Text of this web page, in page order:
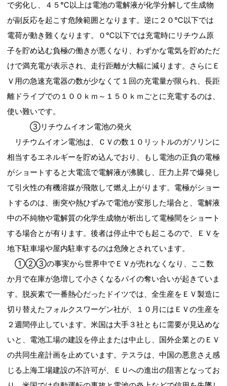
で劣化し、４５℃以上は電池の電解液が化学分解して生成物
が副反応を起こす危険範囲となります。逆に２０℃以下では
電荷が動き難くなります。０℃以下では充電時にリチウム原
子を貯め込む負極の働きが悪くなり、わずかな電気を貯めただ
けで満充電が表示され、走行距離が大幅に減ります。さらにＥ
Ｖ用の急速充電器の数が少なくて１回の充電量が限られ、長距
離ドライブでの１００ｋｍ～１５０ｋｍごとに充電するのは、
使い難いです。
③リチウムイオン電池の発火
リチウムイオン電池は、ＣＶの数１０リットルのガソリンに
相当するエネルギーを貯め込んでおり、もし電池の正負の電極
がショートすると大電流で電解液が沸騰し、圧力上昇で爆発し
て引火性の有機溶媒が飛散して燃え上がります。電極がショー
トするのは、衝突や熱ひずみで電池が変形した場合と、電解液
中の不純物や電解質の化学生成物が析出して電極間をショート
する場合とが有ります。後者は停止中でも起こるので、ＥＶを
地下駐車場や屋内駐車するのは危険とされています。
①②③の事実から世界中でＥＶが売れなくなり、ここ数
か月で在庫が急増して小さくなるパイの奪い合いが起きていま
す。脱炭素で一番熱心だったドイツでは、全生産をＥＶ製造に
切り替えたフォルクスワーゲン社が、１０月にはＥＶの生産を
２週間停止しています。米国は大手３社ともに需要が見込めな
いと、電池工場の建設を停止または中止し、国外企業とのＥＶ
の共同生産計画を止めています。テスラは、中国の悪意さえ感
じる上海工場建設の不許可が、ＥＵへの進出の阻害となってお